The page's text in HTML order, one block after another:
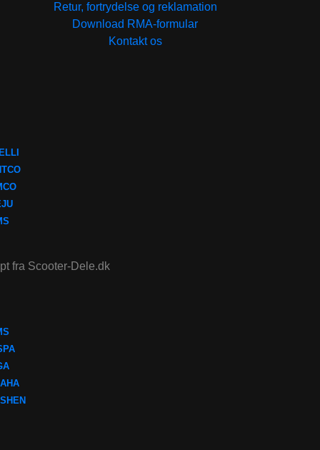
Retur, fortrydelse og reklamation
Download RMA-formular
Kontakt os
fra Scooter-Dele.dk